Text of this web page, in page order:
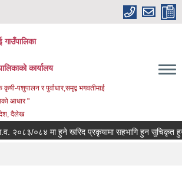
गाउँपालिका
कार्यालय
कृषी-पशुपालन र पुर्वाधार,समृद्ब भगवतीमाई
आधार "
दैलेख
२०८३/०८४ मा हुने खरिद प्रकृयामा सहभागि हुन सुचिकृत हुने